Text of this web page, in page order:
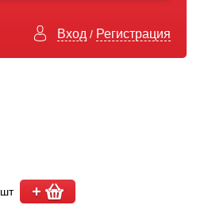
Вход / Регистрация
шт